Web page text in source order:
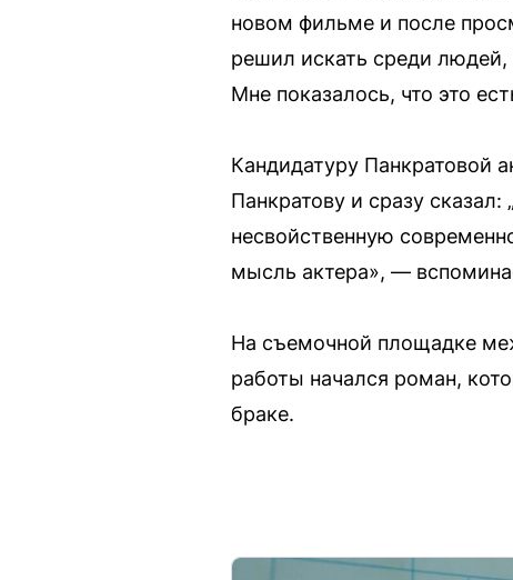
новом фильме и после
решил искать среди
Мне показалось, что это
Кандидатуру Панкратовой
Панкратову и сразу
несвойственную
мысль актера», —
На съемочной площадке
работы начался роман,
браке.